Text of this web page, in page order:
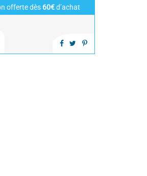
offerte dès 60€d’achat